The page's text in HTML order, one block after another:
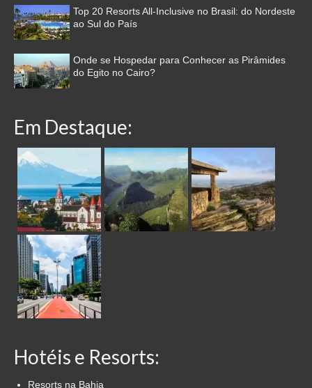
Top 20 Resorts All-Inclusive no Brasil: do Nordeste
ao Sul do País
Onde se Hospedar para Conhecer as Pirâmides
do Egito no Cairo?
Em Destaque:
Hotéis e Resorts:
Resorts na Bahia